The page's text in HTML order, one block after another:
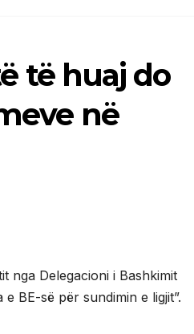
të huaj do
në
nga Delegacioni i Bashkimit
BE-së për sundimin e ligjit”.